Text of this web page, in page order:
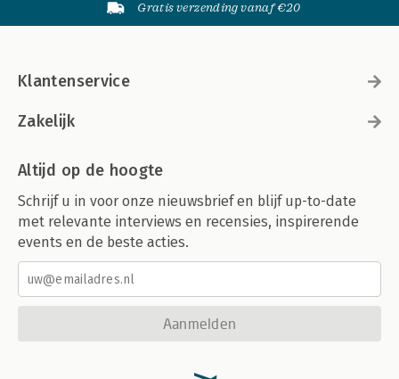
Gratis verzending vanaf €20
Klantenservice
Zakelijk
Altijd op de hoogte
Schrijf u in voor onze nieuwsbrief en blijf up-to-date
met relevante interviews en recensies, inspirerende
events en de beste acties.
Aanmelden